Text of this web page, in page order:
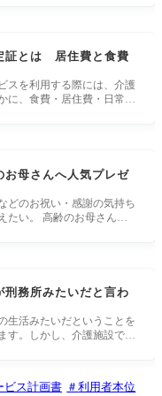
証とは 居住費と食費
スを利用する際には、介護
に、食費・居住費・日常生
お母さんへ人気プレゼ
どのお祝い・感謝の気持ち
たい。 高齢のお母さんと
刑務所みたいだと言わ
生活みたいだということを
す。しかし、介護施設では
ビス計画書
利用者本位